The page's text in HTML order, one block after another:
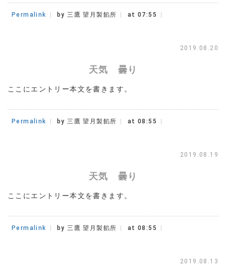
Permalink by 三鷹 望月製餡所 at 07:55
2019.08.20
天気 曇り
ここにエントリー本文を書きます。
Permalink by 三鷹 望月製餡所 at 08:55
2019.08.19
天気 曇り
ここにエントリー本文を書きます。
Permalink by 三鷹 望月製餡所 at 08:55
2019.08.13